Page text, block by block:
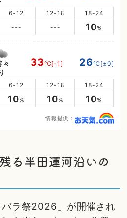
6-12 12-18 18-24
--- --- 10%
々
33℃[-1] 26℃[±0]
6-12 12-18 18-24
10% 10% 10%
情報提供：
る半田運河沿いの
バラ祭2026」が開催され